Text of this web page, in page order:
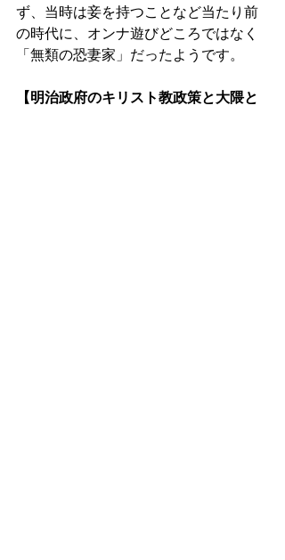
ず、当時は妾を持つことなど当たり前
の時代に、オンナ遊びどころではなく
「無類の恐妻家」だったようです。
【明治政府のキリスト教政策と大隈と